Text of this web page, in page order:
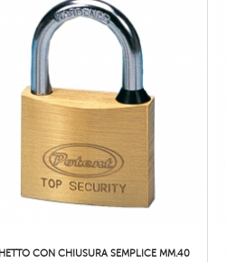
CON CHIUSURA SEMPLICE MM.40